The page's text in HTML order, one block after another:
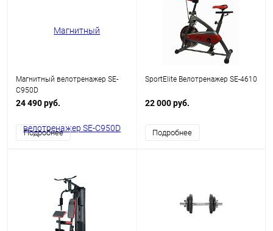
Магнитный велотренажер SE-
C950D
24 490 руб.
Подробнее
SportElite Велотренажер SE-4610
22 000 руб.
Подробнее